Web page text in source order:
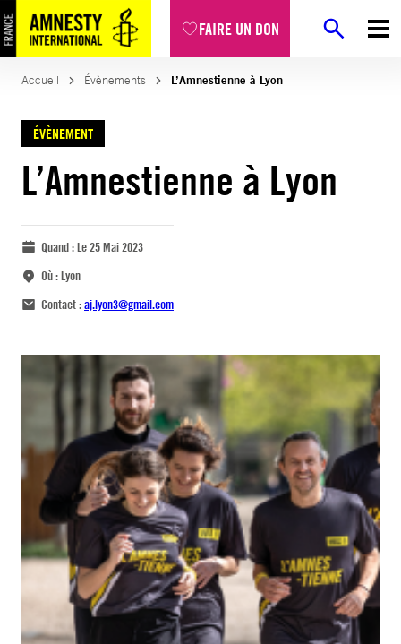
FAIRE UN DON
Accueil Évènements L’Amnestienne à Lyon
ÉVÈNEMENT
L’Amnestienne à Lyon
Quand :Le 25 Mai 2023
Où :Lyon
Contact :aj.lyon3@gmail.com